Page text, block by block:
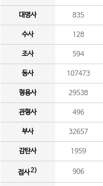
대명사 835
수사 128
조사 594
동사 107473
형용사 29538
관형사 496
부사 32657
감탄사 1959
접사2) 906